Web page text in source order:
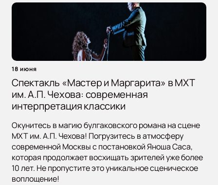
18 июня
Спектакль «Мастер и Маргарита» в МХТ
им. А.П. Чехова: современная
интерпретация классики
Окунитесь в магию булгаковского романа на сцене
МХТ им. А.П. Чехова! Погрузитесь в атмосферу
современной Москвы с постановкой Яноша Саса,
которая продолжает восхищать зрителей уже более
10 лет. Не пропустите это уникальное сценическое
воплощение!